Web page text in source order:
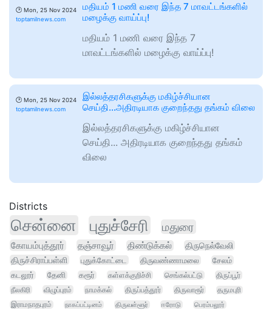
🕑 Mon, 25 Nov 2024
toptamilnews.com
மதியம் 1 மணி வரை இந்த 7 மாவட்டங்களில்
மழைக்கு வாய்ப்பு!
மதியம் 1 மணி வரை இந்த 7
மாவட்டங்களில் மழைக்கு வாய்ப்பு!
🕑 Mon, 25 Nov 2024
toptamilnews.com
இல்லத்தரசிகளுக்கு மகிழ்ச்சியான
செய்தி...அதிரடியாக குறைந்தது தங்கம் விலை
இல்லத்தரசிகளுக்கு மகிழ்ச்சியான
செய்தி... அதிரடியாக குறைந்தது தங்கம்
விலை
Districts
சென்னை புதுச்சேரி மதுரை
கோயம்புத்தூர் தஞ்சாவூர் திண்டுக்கல்
திருநெல்வேலி
திருச்சிராப்பள்ளி
புதுக்கோட்டை திருவண்ணாமலை சேலம்
கடலூர் தேனி கரூர் கள்ளக்குறிச்சி செங்கல்பட்டு
திருப்பூர்
நீலகிரி
விழுப்புரம் நாமக்கல் திருப்பத்தூர் திருவாரூர்
தருமபுரி
இராமநாதபுரம்
நாகப்பட்டினம் திருவள்ளூர் ஈரோடு
பெரம்பலூர்